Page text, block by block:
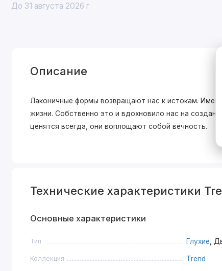
До 31 августа 2026 г
Описание
Лаконичные формы возвращают нас к истокам.
жизни. Собственно это и вдохновило нас на
ценятся всегда, они воплощают собой вечность.
Технические характеристики
Основные характеристики
Тип Глухие ,
Коллекция Trend